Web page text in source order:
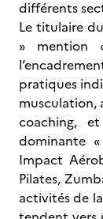
différents
Le titulaire
» mention
pratiques
musculation,
coaching,
dominante
Impact
Pilates,
activités de